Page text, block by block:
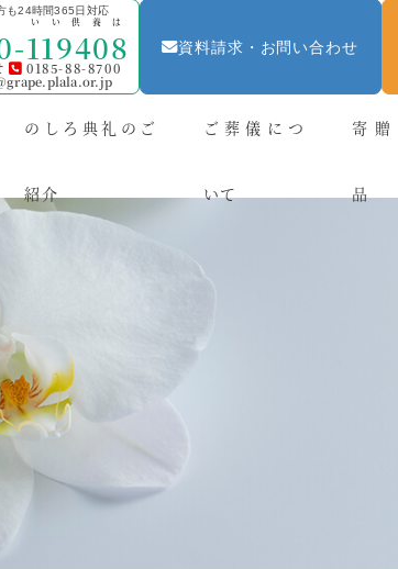
も24時間365日対応
119408
いい供養は
0185-88-8700
資料請求・お問い合わせ
のしろ典礼のご
紹介
ご葬儀につ
いて
寄贈
品